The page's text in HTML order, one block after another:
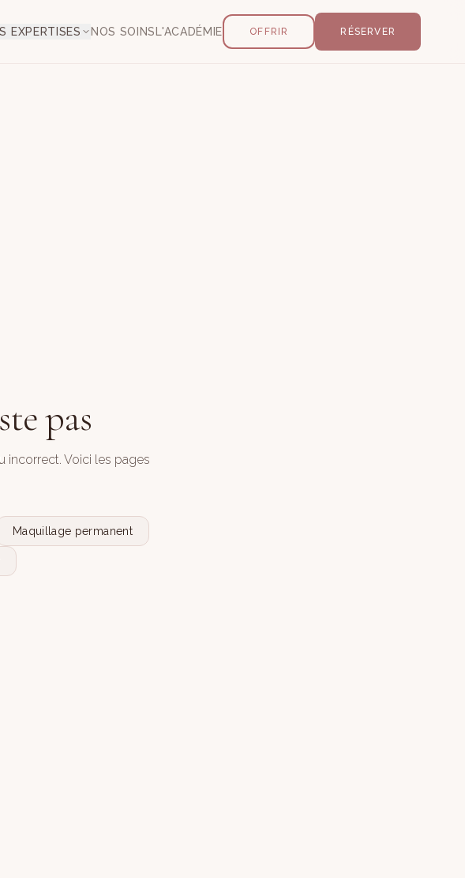
EXPERTISES NOS SOINS L'ACADÉMIE OFFRIR RÉSERVER
pas
incorrect. Voici les pages
Maquillage permanent